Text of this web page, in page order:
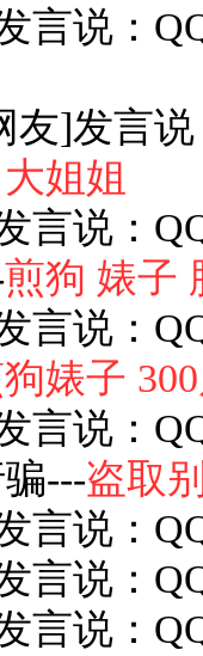
言说：
友]发言
姐姐
言说：
煎狗 婊子
言说：
婊子
言说：
---盗取
言说：
言说：
言说：